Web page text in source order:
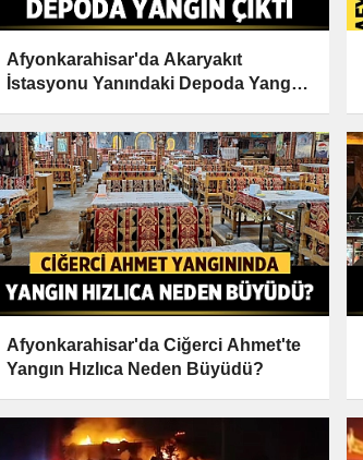
Afyonkarahisar'da Akaryakıt
İstasyonu Yanındaki Depoda Yangın
Afyonkarahisar'da Ciğerci Ahmet'te
Yangın Hızlıca Neden Büyüdü?